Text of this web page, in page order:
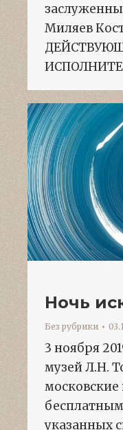
Миляев
Ночь
Без рубрики
3 ноября
музей Л.Н.
указанных